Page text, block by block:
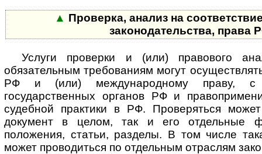
▲ Проверка, анализ на
законодательства, права
Услуги проверки и (или) правового
обязательным требованиям могут
РФ и (или) международному праву, с
государственных органов РФ и
судебной практики в РФ. Проверяться
документ в целом, так и его отдельные
положения, статьи, разделы. В том числе
может проводиться по отдельным отраслям